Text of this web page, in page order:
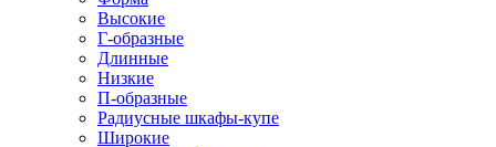
Высокие
Г-образные
Длинные
Низкие
П-образные
Радиусные шкафы-купе
Широкие